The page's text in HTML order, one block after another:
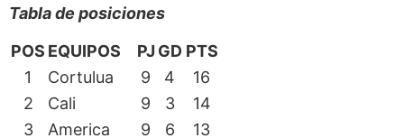
Tabla de posiciones
POS EQUIPOS PJ GD PTS
1
Cortulua 9 4
16
2
Cali 9 3
14
3
America 9 6
13